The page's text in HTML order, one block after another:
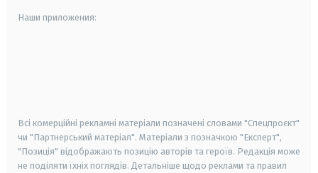
Наши приложения:
Всі комерційні рекламні матеріали позначені словами "Спецпроєкт"
чи "Партнерський матеріал". Матеріали з позначкою "Експерт",
"Позиція" відображають позицію авторів та героїв. Редакція може
не поділяти їхніх поглядів. Детальніше щодо реклами та правил